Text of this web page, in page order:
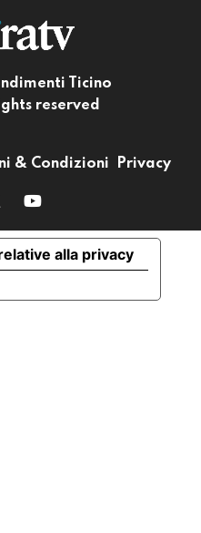
Ticino
reserved
& Condizioni Privacy
alla privacy